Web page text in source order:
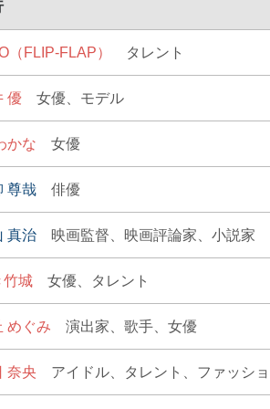
（FLIP-FLAP） タレント
優 女優、 モデル
かな 女優
尊哉 俳優
真治 映画監督、 映画評論家、 小説家
竹城 女優、 タレント
めぐみ 演出家、 歌手、 女優
奈央 アイドル、 タレント、 ファッシ